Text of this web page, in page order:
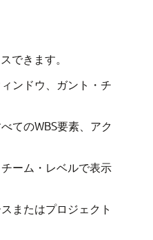
できます。
ンドウ、ガント・チ
てのWBS要素、アク
ーム・レベルで表示
またはプロジェクト